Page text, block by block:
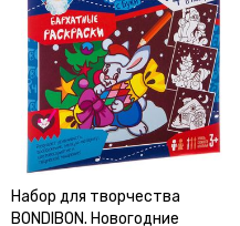
Набор для творчества
BONDIBON. Новогодние